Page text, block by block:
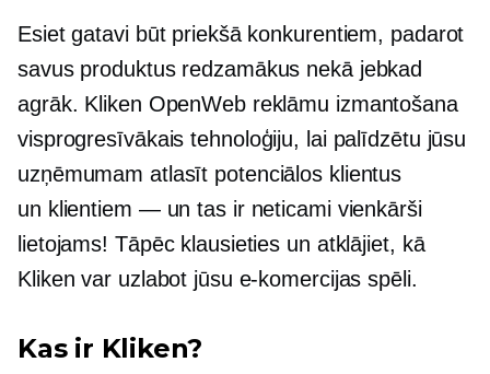
Esiet gatavi būt priekšā konkurentiem, padarot
savus produktus redzamākus nekā jebkad
agrāk. Kliken OpenWeb reklāmu izmantošana
visprogresīvākais tehnoloģiju, lai palīdzētu jūsu
uzņēmumam atlasīt potenciālos klientus
un klientiem — un tas ir neticami vienkārši
lietojams! Tāpēc klausieties un atklājiet, kā
Kliken var uzlabot jūsu e-komercijas spēli.
Kas ir Kliken?